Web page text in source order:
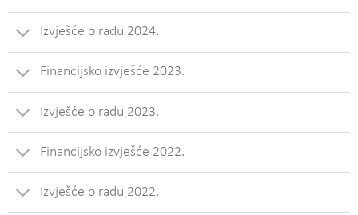
Izvješće o radu 2024.
Financijsko izvješće 2023.
Izvješće o radu 2023.
Financijsko izvješće 2022.
Izvješće o radu 2022.